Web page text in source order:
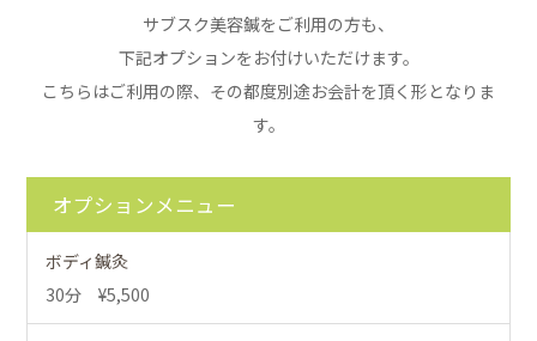
サブスク美容鍼をご利用の方も、
下記オプションをお付けいただけます。
こちらはご利用の際、その都度別途お会計を頂く形となりま
す。
オプションメニュー
ボディ鍼灸
30分 ¥5,500